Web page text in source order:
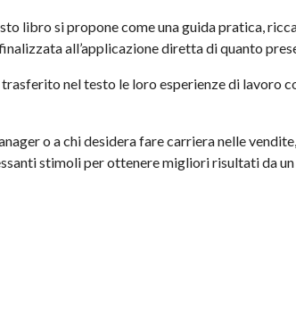
libro si propone come una guida pratica,
all’applicazione diretta di quanto
nel testo le loro esperienze di lavoro
o a chi desidera fare carriera nelle
stimoli per ottenere migliori risultati da